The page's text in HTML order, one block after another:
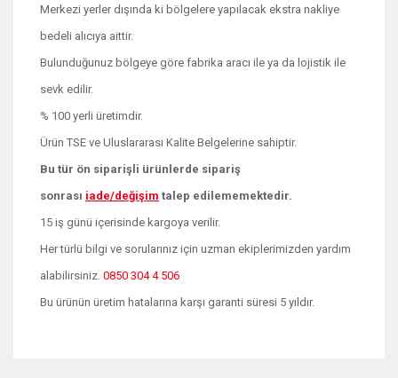
Merkezi yerler dışında ki bölgelere yapılacak ekstra nakliye
bedeli alıcıya aittir.
Bulunduğunuz bölgeye göre fabrika aracı ile ya da lojistik ile
sevk edilir.
% 100 yerli üretimdir.
Ürün TSE ve Uluslararası Kalite Belgelerine sahiptir.
Bu tür ön siparişli ürünlerde sipariş
sonrası iade/değişim talep edilememektedir.
15 iş günü içerisinde kargoya verilir.
Her türlü bilgi ve sorularınız için uzman ekiplerimizden yardım
alabilirsiniz. 0850 304 4 506
Bu ürünün üretim hatalarına karşı garanti süresi 5 yıldır.